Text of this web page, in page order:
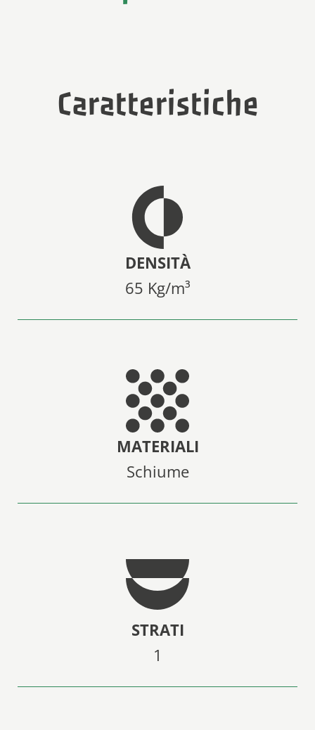
Caratteristiche
DENSITÀ
65 Kg/m³
MATERIALI
Schiume
STRATI
1